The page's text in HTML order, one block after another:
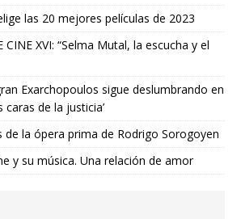
las 20 mejores películas de 2023
CINE XVI: “Selma Mutal, la escucha y el
Exarchopoulos sigue deslumbrando en
caras de la justicia’
de la ópera prima de Rodrigo Sorogoyen
y su música. Una relación de amor